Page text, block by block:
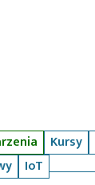
Kursy
IoT